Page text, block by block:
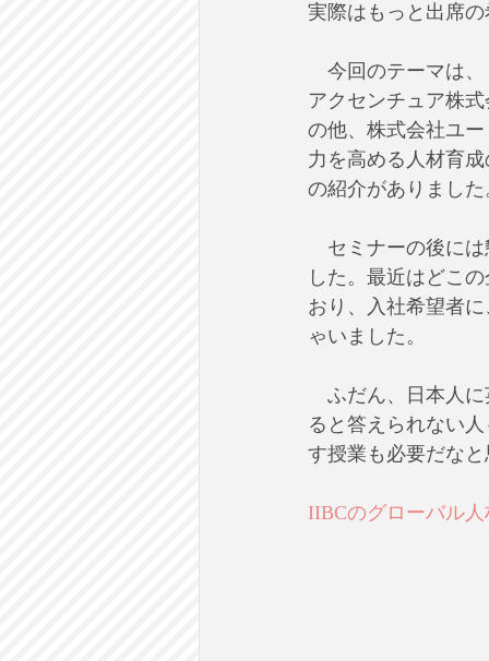
実際はもっと出席
今回のテーマは、
アクセンチュア株
の他、株式会社ユ
力を高める人材育成
の紹介がありました
セミナーの後には
した。最近はどこ
おり、入社希望者
ゃいました。
ふだん、日本人に
ると答えられない
す授業も必要だな
IIBCのグローバル